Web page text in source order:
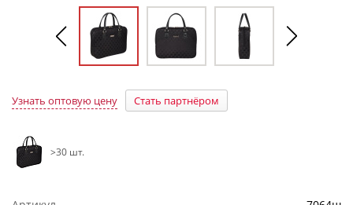
Узнать оптовую цену Стать партнёром
>30 шт.